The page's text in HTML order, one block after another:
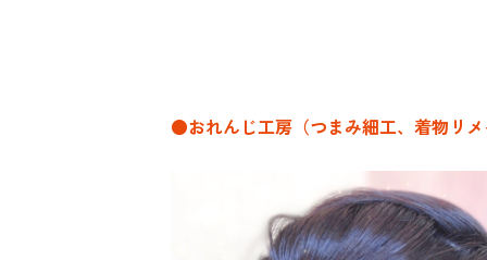
●おれんじ工房（つまみ細工、着物リ